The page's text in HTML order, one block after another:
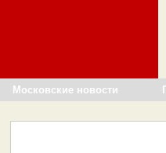
Московские новости